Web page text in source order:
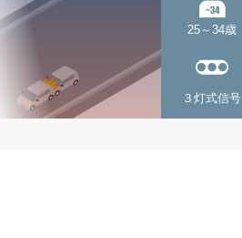
25～34歳
３灯式信号